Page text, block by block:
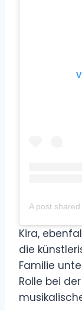
Kira,
die
Familie
Rolle bei